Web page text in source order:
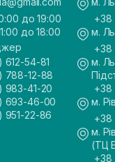
до 19:00
до 18:00
612-54-81
788-12-88
983-41-20
693-46-00
951-22-86
+38
м.
+38
м.
+38
м.
+38
м.
(ТЦ